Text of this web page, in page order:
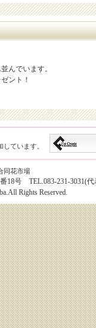
んでいます。
ント！
ています。
同花市場
号 TEL.083-231-3031(代
Rights Reserved.